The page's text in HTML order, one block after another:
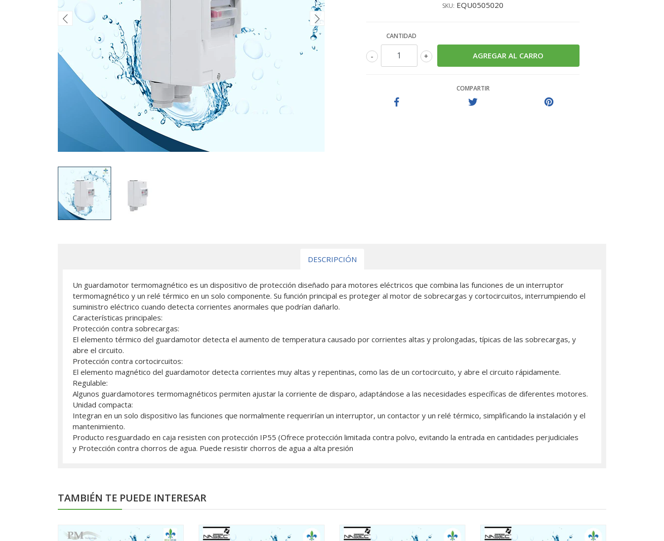
SKU: EQU0505020
CANTIDAD
+
-
COMPARTIR
DESCRIPCIÓN
Un guardamotor termomagnético es un dispositivo de protección diseñado para motores eléctricos que combina las funciones de un interruptor
termomagnético y un relé térmico en un solo componente. Su función principal es proteger al motor de sobrecargas y cortocircuitos, interrumpiendo el
suministro eléctrico cuando detecta corrientes anormales que podrían dañarlo.
Características principales:
Protección contra sobrecargas:
El elemento térmico del guardamotor detecta el aumento de temperatura causado por corrientes altas y prolongadas, típicas de las sobrecargas, y
abre el circuito.
Protección contra cortocircuitos:
El elemento magnético del guardamotor detecta corrientes muy altas y repentinas, como las de un cortocircuito, y abre el circuito rápidamente.
Regulable:
Algunos guardamotores termomagnéticos permiten ajustar la corriente de disparo, adaptándose a las necesidades específicas de diferentes motores.
Unidad compacta:
Integran en un solo dispositivo las funciones que normalmente requerirían un interruptor, un contactor y un relé térmico, simplificando la instalación y el
mantenimiento.
Producto resguardado en caja resisten con protección IP55 (Ofrece protección limitada contra polvo, evitando la entrada en cantidades perjudiciales
y Protección contra chorros de agua. Puede resistir chorros de agua a alta presión
TAMBIÉN TE PUEDE INTERESAR